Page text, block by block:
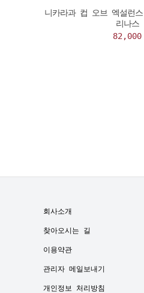
니카라과 컵 오브 엑설런
리나스
82,000
회사소개
찾아오시는 길
이용약관
관리자 메일보내기
개인정보 처리방침